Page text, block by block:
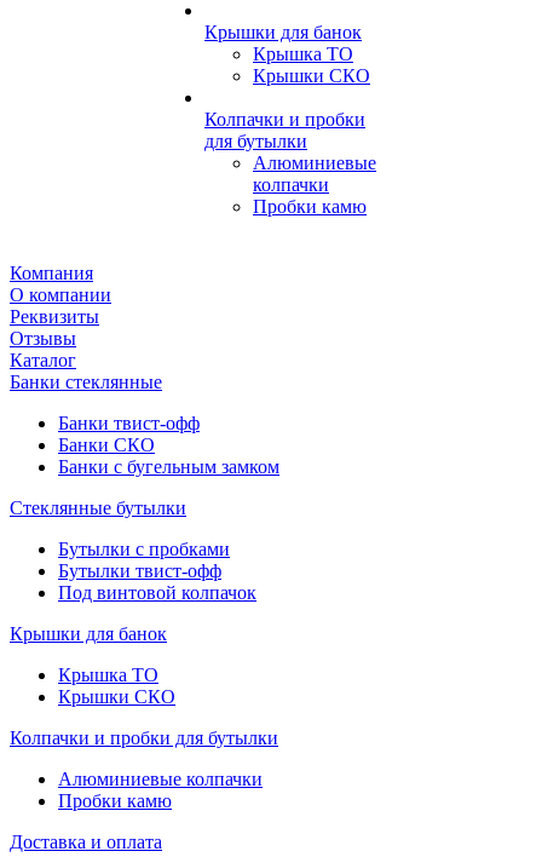
Крышки для банок
Крышка ТО
Крышки СКО
Колпачки и пробки
для бутылки
Алюминиевые
колпачки
Пробки камю
Компания
О компании
Реквизиты
Отзывы
Каталог
Банки стеклянные
Банки твист-офф
Банки СКО
Банки с бугельным замком
Стеклянные бутылки
Бутылки с пробками
Бутылки твист-офф
Под винтовой колпачок
Крышки для банок
Крышка ТО
Крышки СКО
Колпачки и пробки для бутылки
Алюминиевые колпачки
Пробки камю
Доставка и оплата